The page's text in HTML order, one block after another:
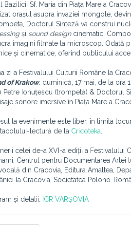
Bazilicii Sf. Maria din Piața Mare a
orașul asupra invaziei mongole,
Doctorul Sinteză va construi
și sound designcinematic.
imagini filmate la microscop. Odată
și cinematice, oferind publicului
zi a Festivalului Culturii Române la
of Krakow: duminică, 17 mai, de la ora
Petre Ionuțescu (trompetă) & Doctorul
sonore imersive în Piața Mare a
la evenimente este liber, în limita
lectură de la Cricoteka
celei de-a XVI-a ediții a Festivalului
Centrul pentru Documentarea
din Cracovia, Editura Amaltea,
la Cracovia, Societatea Polono-
și detalii: ICR VARȘOVIA